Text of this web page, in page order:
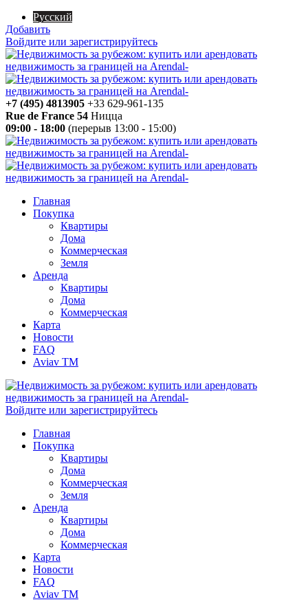
Русский
Добавить
Войдите или зарегистрируйтесь
+7 (495) 4813905 +33 629-961-135
Rue de France 54 Ницца
09:00 - 18:00 (перерыв 13:00 - 15:00)
Главная
Покупка
Квартиры
Дома
Коммерческая
Земля
Аренда
Квартиры
Дома
Коммерческая
Карта
Новости
FAQ
Aviav TM
Войдите или зарегистрируйтесь
Главная
Покупка
Квартиры
Дома
Коммерческая
Земля
Аренда
Квартиры
Дома
Коммерческая
Карта
Новости
FAQ
Aviav TM